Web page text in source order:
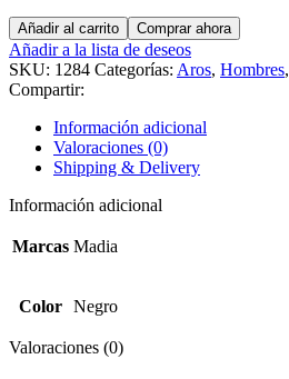
MADIA
VABO
cantidad
Añadir al carrito Comprar ahora
Añadir a la lista de deseos
SKU: 1284 Categorías: Aros, Hombres,
Compartir:
Información adicional
Valoraciones (0)
Shipping & Delivery
Información adicional
Marcas Madia
Color Negro
Valoraciones (0)